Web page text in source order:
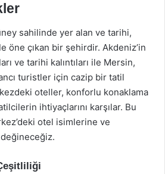
sahilinde yer alan ve tarihi,
öne çıkan bir şehirdir. Akdeniz’in
ve tarihi kalıntıları ile Mersin,
turistler için cazip bir tatil
oteller, konforlu konaklama
ihtiyaçlarını karşılar. Bu
otel isimlerine ve